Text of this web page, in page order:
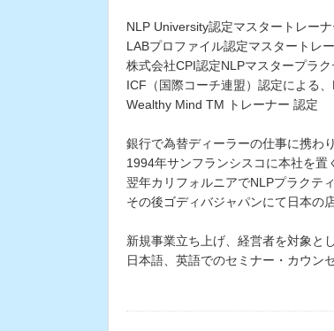
NLP University認定マスタートレーナ
LABプロファイル認定マスタートレ
株式会社CPI認定NLPマスタープラ
ICF（国際コーチ連盟）認定による
Wealthy Mind TM トレーナー 認定
銀行で為替ディーラーの仕事に携わ
1994年サンフランシスコに本社を置
翌年カリフォルニアでNLPプラクテ
その後ゴディバジャパンにて日本の
新規事業立ち上げ、経営者を対象と
日本語、英語でのセミナー・カウン